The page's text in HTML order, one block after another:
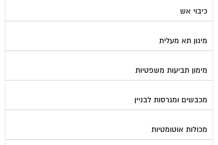
כיבוי אש
מיגון תא מעלית
מימון תביעות משפטיות
מכבשים ומגרסות לבניין
מכולות אוטומטיות